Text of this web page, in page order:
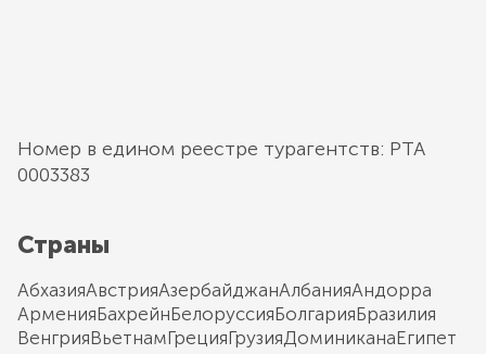
Номер в едином реестре турагентств: РТА
0003383
Страны
АбхазияАвстрияАзербайджанАлбанияАндорра
АрменияБахрейнБелоруссияБолгарияБразилия
ВенгрияВьетнамГрецияГрузияДоминиканаЕгипет